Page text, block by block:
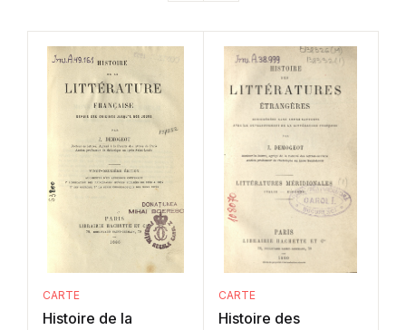
CARTE
Histoire de la
CARTE
Histoire des